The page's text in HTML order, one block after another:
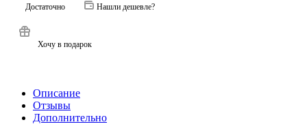
Достаточно Нашли дешевле?
Хочу в подарок
Описание
Отзывы
Дополнительно